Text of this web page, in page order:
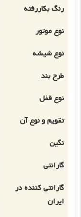
رنگ بکاررفته
نوع موتور
نوع شیشه
طرح بند
نوع قفل
تقویم و نوع آن
نگین
گارانتی
گارانتی کننده در
ایران